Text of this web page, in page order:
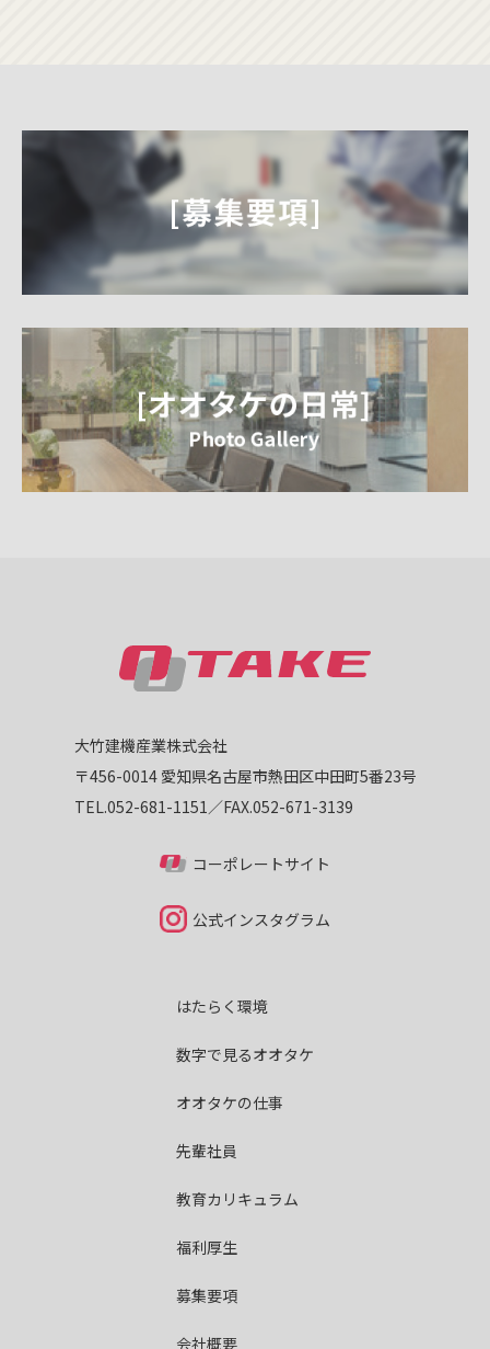
大竹建機産業株式会社
〒456-0014 愛知県名古屋市熱田区中田町5番23号
TEL.052-681-1151／FAX.052-671-3139
コーポレートサイト
公式インスタグラム
はたらく環境
数字で見るオオタケ
オオタケの仕事
先輩社員
教育カリキュラム
福利厚生
募集要項
会社概要